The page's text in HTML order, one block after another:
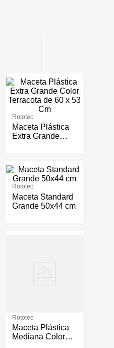
Rototec
Maceta Plástica
Extra Grande
Rototec
Maceta Standard
Grande 50x44 cm
Rototec
Maceta Plástica
Mediana Color